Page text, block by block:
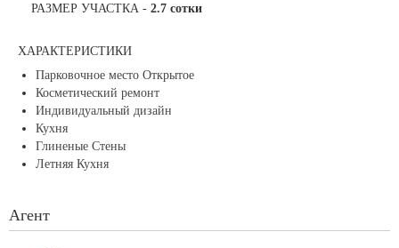
РАЗМЕР УЧАСТКА - 2.7 сотки
ХАРАКТЕРИСТИКИ
Парковочное место Открытое
Косметический ремонт
Индивидуальный дизайн
Кухня
Глиненые Стены
Летняя Кухня
Агент